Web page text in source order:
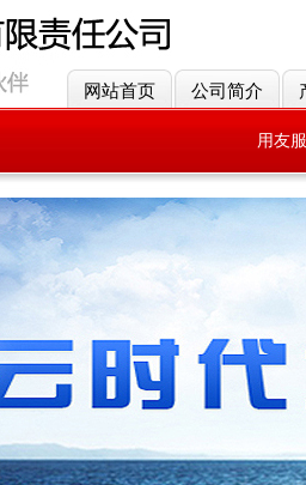
网站首页 公司简介
用友